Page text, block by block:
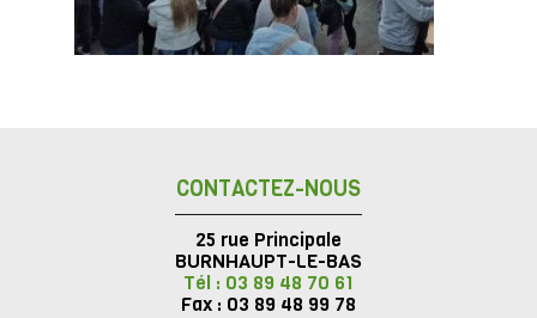
CONTACTEZ-NOUS
25 rue Principale
BURNHAUPT-LE-BAS
Tél : 03 89 48 70 61
Fax : 03 89 48 99 78